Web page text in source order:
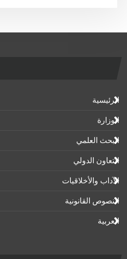
الرئيسية
الوزارة
البحث العلمي
التعاون الدولي
الآداب واﻷخلاقيات
النصوص القانونية
العربية